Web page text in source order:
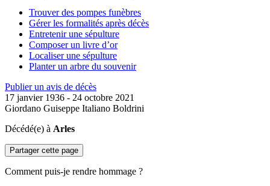
Trouver des pompes funèbres
Gérer les formalités après décès
Entretenir une sépulture
Composer un livre d’or
Localiser une sépulture
Planter un arbre du souvenir
Publier un avis de décès
17 janvier 1936 - 24 octobre 2021
Giordano Guiseppe Italiano Boldrini
Décédé(e) à Arles
Partager cette page
Comment puis-je rendre hommage ?